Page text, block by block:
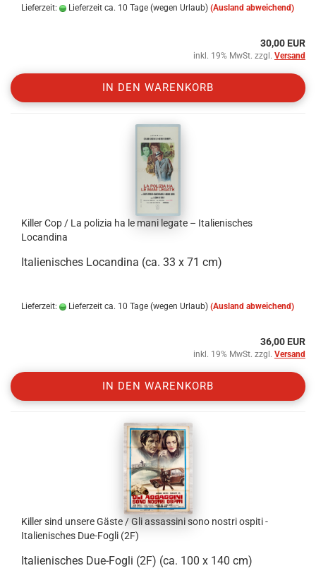
Lieferzeit: Lieferzeit ca. 10 Tage (wegen Urlaub) (Ausland abweichend)
30,00 EUR
inkl. 19% MwSt. zzgl. Versand
IN DEN WARENKORB
Killer Cop / La polizia ha le mani legate – Italienisches
Locandina
Italienisches Locandina (ca. 33 x 71 cm)
Lieferzeit: Lieferzeit ca. 10 Tage (wegen Urlaub) (Ausland abweichend)
36,00 EUR
inkl. 19% MwSt. zzgl. Versand
IN DEN WARENKORB
Killer sind unsere Gäste / Gli assassini sono nostri ospiti -
Italienisches Due-Fogli (2F)
Italienisches Due-Fogli (2F) (ca. 100 x 140 cm)